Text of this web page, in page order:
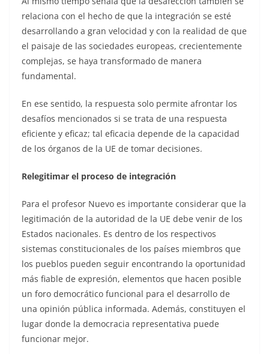
relaciona con el hecho de que la integración se esté
desarrollando a gran velocidad y con la realidad de que
el paisaje de las sociedades europeas, crecientemente
complejas, se haya transformado de manera
fundamental.
En ese sentido, la respuesta solo permite afrontar los
desafíos mencionados si se trata de una respuesta
eficiente y eficaz; tal eficacia depende de la capacidad
de los órganos de la UE de tomar decisiones.
Relegitimar el proceso de integración
Para el profesor Nuevo es importante considerar que la
legitimación de la autoridad de la UE debe venir de los
Estados nacionales. Es dentro de los respectivos
sistemas constitucionales de los países miembros que
los pueblos pueden seguir encontrando la oportunidad
más fiable de expresión, elementos que hacen posible
un foro democrático funcional para el desarrollo de
una opinión pública informada. Además, constituyen el
lugar donde la democracia representativa puede
funcionar mejor.